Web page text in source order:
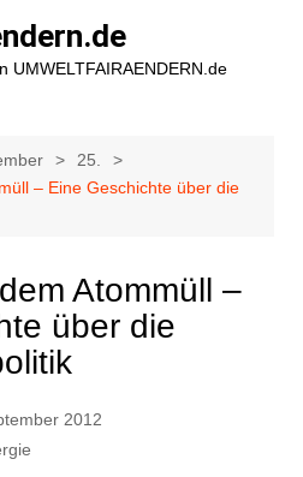
UMWELTFAIRAENDERN.de
25.
– Eine Geschichte über die
Atommüll –
über die
2012